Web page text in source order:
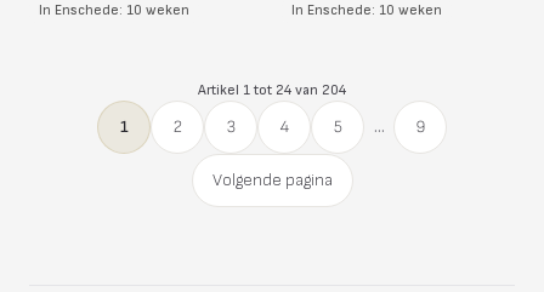
In Enschede: 10 weken In Enschede: 10 weken
Artikel 1 tot 24 van 204
1 2 3 4 5 ... 9
Volgende pagina